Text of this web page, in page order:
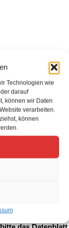
Technologien wie
darauf
können wir Daten
verarbeiten.
können
Weiß/Rot